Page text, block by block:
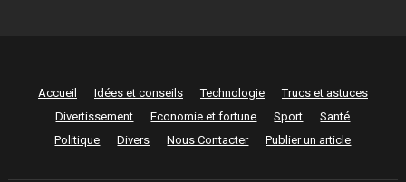
Accueil Idées et conseils Technologie
Trucs et astuces
Divertissement
Economie et fortune Sport
Santé
Politique
Divers Nous Contacter Publier un article